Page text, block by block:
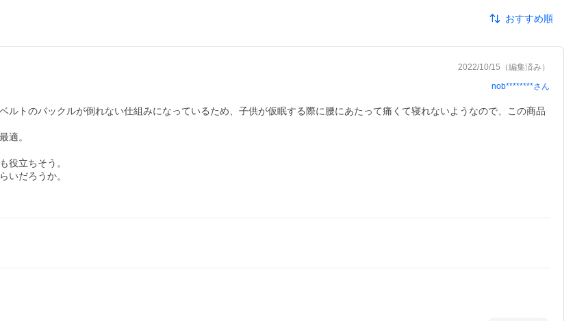
おすすめ順
2022/10/15 （編集済み）
nob********さん
トのバックルが倒れない仕組みになっているため、子供が仮眠する際に腰にあたって痛くて寝れないようなので、この商品
適。
役立ちそう。
いだろうか。